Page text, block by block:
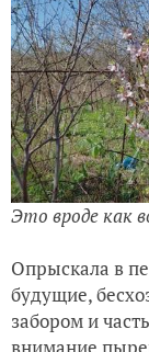
Это вроде как
Опрыскала в
будущие,
забором и